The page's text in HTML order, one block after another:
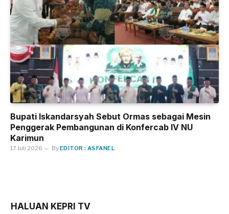
Bupati Iskandarsyah Sebut Ormas sebagai Mesin
Penggerak Pembangunan di Konfercab IV NU
Karimun
17 Juli 2026 ByEDITOR : ASFANEL
HALUAN KEPRI TV